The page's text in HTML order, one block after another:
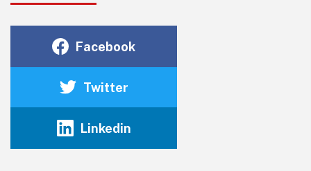
Facebook
Twitter
Linkedin